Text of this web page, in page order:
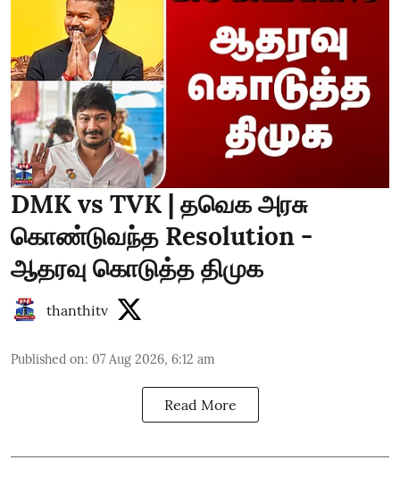
DMK vs TVK | தவெக அரசு
கொண்டுவந்த Resolution -
ஆதரவு கொடுத்த திமுக
thanthitv
Published on: 07 Aug 2026, 6:12 am
Read More